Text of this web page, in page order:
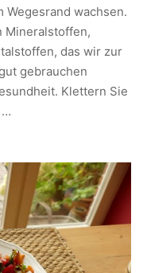
Wegesrand wachsen.
Mineralstoffen,
das wir zur
gebrauchen
Klettern Sie
…